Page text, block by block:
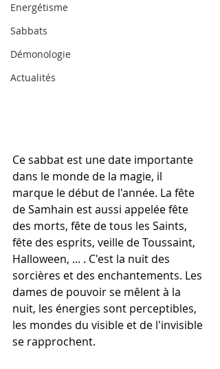
Energétisme
Sabbats
Démonologie
Actualités
Ce sabbat est une date importante
dans le monde de la magie, il
marque le début de l'année. La fête
de Samhain est aussi appelée fête
des morts, fête de tous les Saints,
fête des esprits, veille de Toussaint,
Halloween, ... . C'est la nuit des
sorcières et des enchantements. Les
dames de pouvoir se mêlent à la
nuit, les énergies sont perceptibles,
les mondes du visible et de l'invisible
se rapprochent.